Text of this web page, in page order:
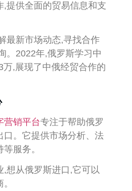
,提供全面的贸易信息和支
最新市场动态,寻找合作
。2022年,俄罗斯学习中
万,展现了中俄经贸合作的
营销平台专注于帮助俄罗
口。它提供市场分析、法
服务。
,想从俄罗斯进口,它可以